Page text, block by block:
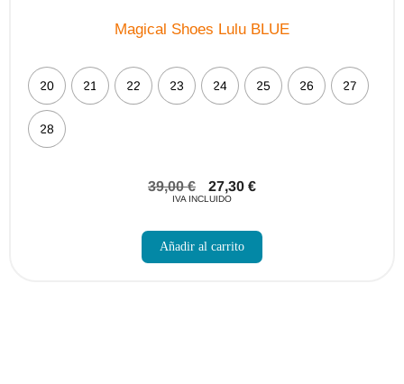
Magical Shoes Lulu BLUE
20 21 22 23 24 25 26 27
28
39,00€ 27,30 €
IVA INCLUIDO
Añadir al carrito